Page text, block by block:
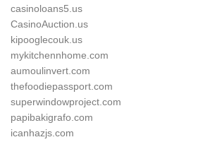
casinoloans5.us
CasinoAuction.us
kipooglecouk.us
mykitchennhome.com
aumoulinvert.com
thefoodiepassport.com
superwindowproject.com
papibakigrafo.com
icanhazjs.com